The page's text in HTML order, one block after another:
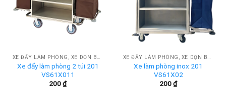
XE ĐẨY LÀM PHÒNG, XE DỌN BUỒNG KHÁCH SẠN
Xe đẩy làm phòng 2 túi 201
VS61X011
200₫
XE ĐẨY LÀM PHÒNG, XE DỌN BUỒNG KHÁCH SẠN
Xe làm phòng inox 201
VS61X02
200₫